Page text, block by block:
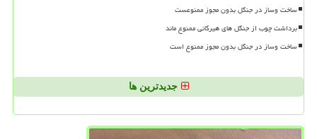
ساخت وساز در جنگل بدون مجوز ممنوعست
برداشت چوب از جنگل های هیرکانی ممنوع ماند
ساخت وساز در جنگل بدون مجوز ممنوع است
جدیدترین ها